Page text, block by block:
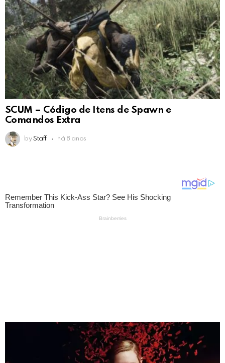
SCUM – Código de Itens de Spawn e
Comandos Extra
by Staff há 8 anos